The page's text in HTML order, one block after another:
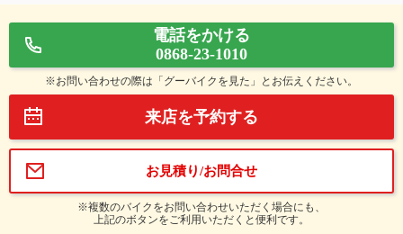
電話をかける
0868-23-1010
※お問い合わせの際は「グーバイクを見た」とお伝えください。
来店を予約する
お見積り/お問合せ
※複数のバイクをお問い合わせいただく場合にも、
上記のボタンをご利用いただくと便利です。